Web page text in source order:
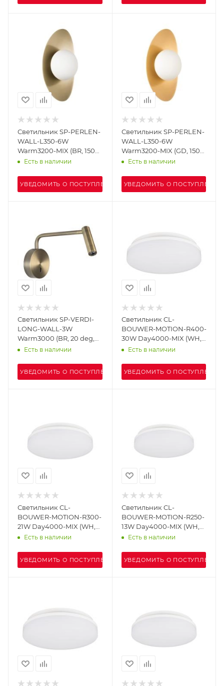
Светильник SP-PERLEN-
WALL-L350-6W
Warm3200-MIX (BR, 150
deg, 230V, TOUCH-DIM)
лет)
Есть в наличии
УВЕДОМИТЬ О ПОСТУПЛЕНИИ
Светильник SP-PERLEN-
WALL-L350-6W
Warm3200-MIX (GD, 150
deg, 230V, TOUCH-DIM)
лет)
Есть в наличии
УВЕДОМИТЬ О ПОСТУПЛЕНИИ
Светильник SP-VERDI-
LONG-WALL-3W
Warm3000 (BR, 20 deg,
230V) (Arlight, IP20
Есть в наличии
УВЕДОМИТЬ О ПОСТУПЛЕНИИ
Светильник CL-
BOUWER-MOTION-R400-
30W Day4000-MIX (WH,
110 deg, 230V) (Arlight,
Есть в наличии
УВЕДОМИТЬ О ПОСТУПЛЕНИИ
Светильник CL-
BOUWER-MOTION-R300-
21W Day4000-MIX (WH,
110 deg, 230V) (Arlight,
Есть в наличии
УВЕДОМИТЬ О ПОСТУПЛЕНИИ
Светильник CL-
BOUWER-MOTION-R250-
13W Day4000-MIX (WH,
110 deg, 230V) (Arlight,
Есть в наличии
УВЕДОМИТЬ О ПОСТУПЛЕНИИ